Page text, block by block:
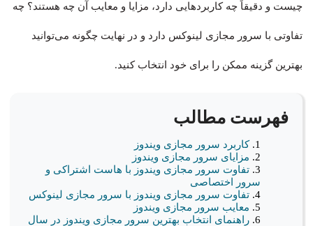
چیست و دقیقاً چه کاربردهایی دارد، مزایا و معایب آن چه هستند؟ چه
تفاوتی با سرور مجازی لینوکس دارد و در نهایت چگونه می‌توانید
بهترین گزینه ممکن را برای خود انتخاب کنید.
فهرست مطالب
کاربرد سرور مجازی ویندوز
مزایای سرور مجازی ویندوز
تفاوت سرور مجازی ویندوز با هاست اشتراکی و
سرور اختصاصی
تفاوت سرور مجازی ویندوز با سرور مجازی لینوکس
معایب سرور مجازی ویندوز
راهنمای انتخاب بهترین سرور مجازی ویندوز در سال